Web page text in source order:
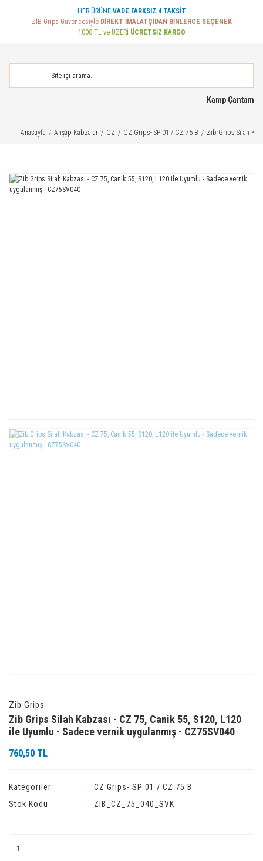
HER ÜRÜNE VADE FARKSIZ 4 TAKSİT
ZİB Grips Güvencesiyle DİREKT İMALATÇIDAN BİNLERCE SEÇENEK
1000 TL ve ÜZERİ ÜCRETSİZ KARGO
Kamp Çantam
Anasayfa Ahşap Kabzalar CZ CZ Grips- SP 01 / CZ 75 B Zib Grips Silah
Zib Grips
Zib Grips Silah Kabzası - CZ 75, Canik 55, S120, L120
ile Uyumlu - Sadece vernik uygulanmış - CZ75SV040
760,50 TL
Kategoriler
CZ Grips- SP 01 / CZ 75 B
Stok Kodu
ZIB_CZ_75_040_SVK